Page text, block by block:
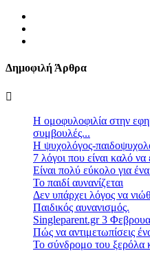
Δημοφιλή Άρθρα
Η ομοφυλοφιλία στην
συμβουλές...
Η ψυχολόγος-
7 λόγοι που είναι καλό
Είναι πολύ εύκολο για ένα
Το παιδί αυνανίζεται
Δεν υπάρχει λόγος να
Παιδικός αυνανισμός.
Singleparent.gr 3
Πώς να αντιμετωπίσεις
Το σύνδρομο του ξερόλα